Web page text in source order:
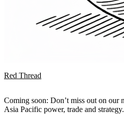
Red Thread
Coming soon: Don’t miss out on
Asia Pacific power, trade and strategy.